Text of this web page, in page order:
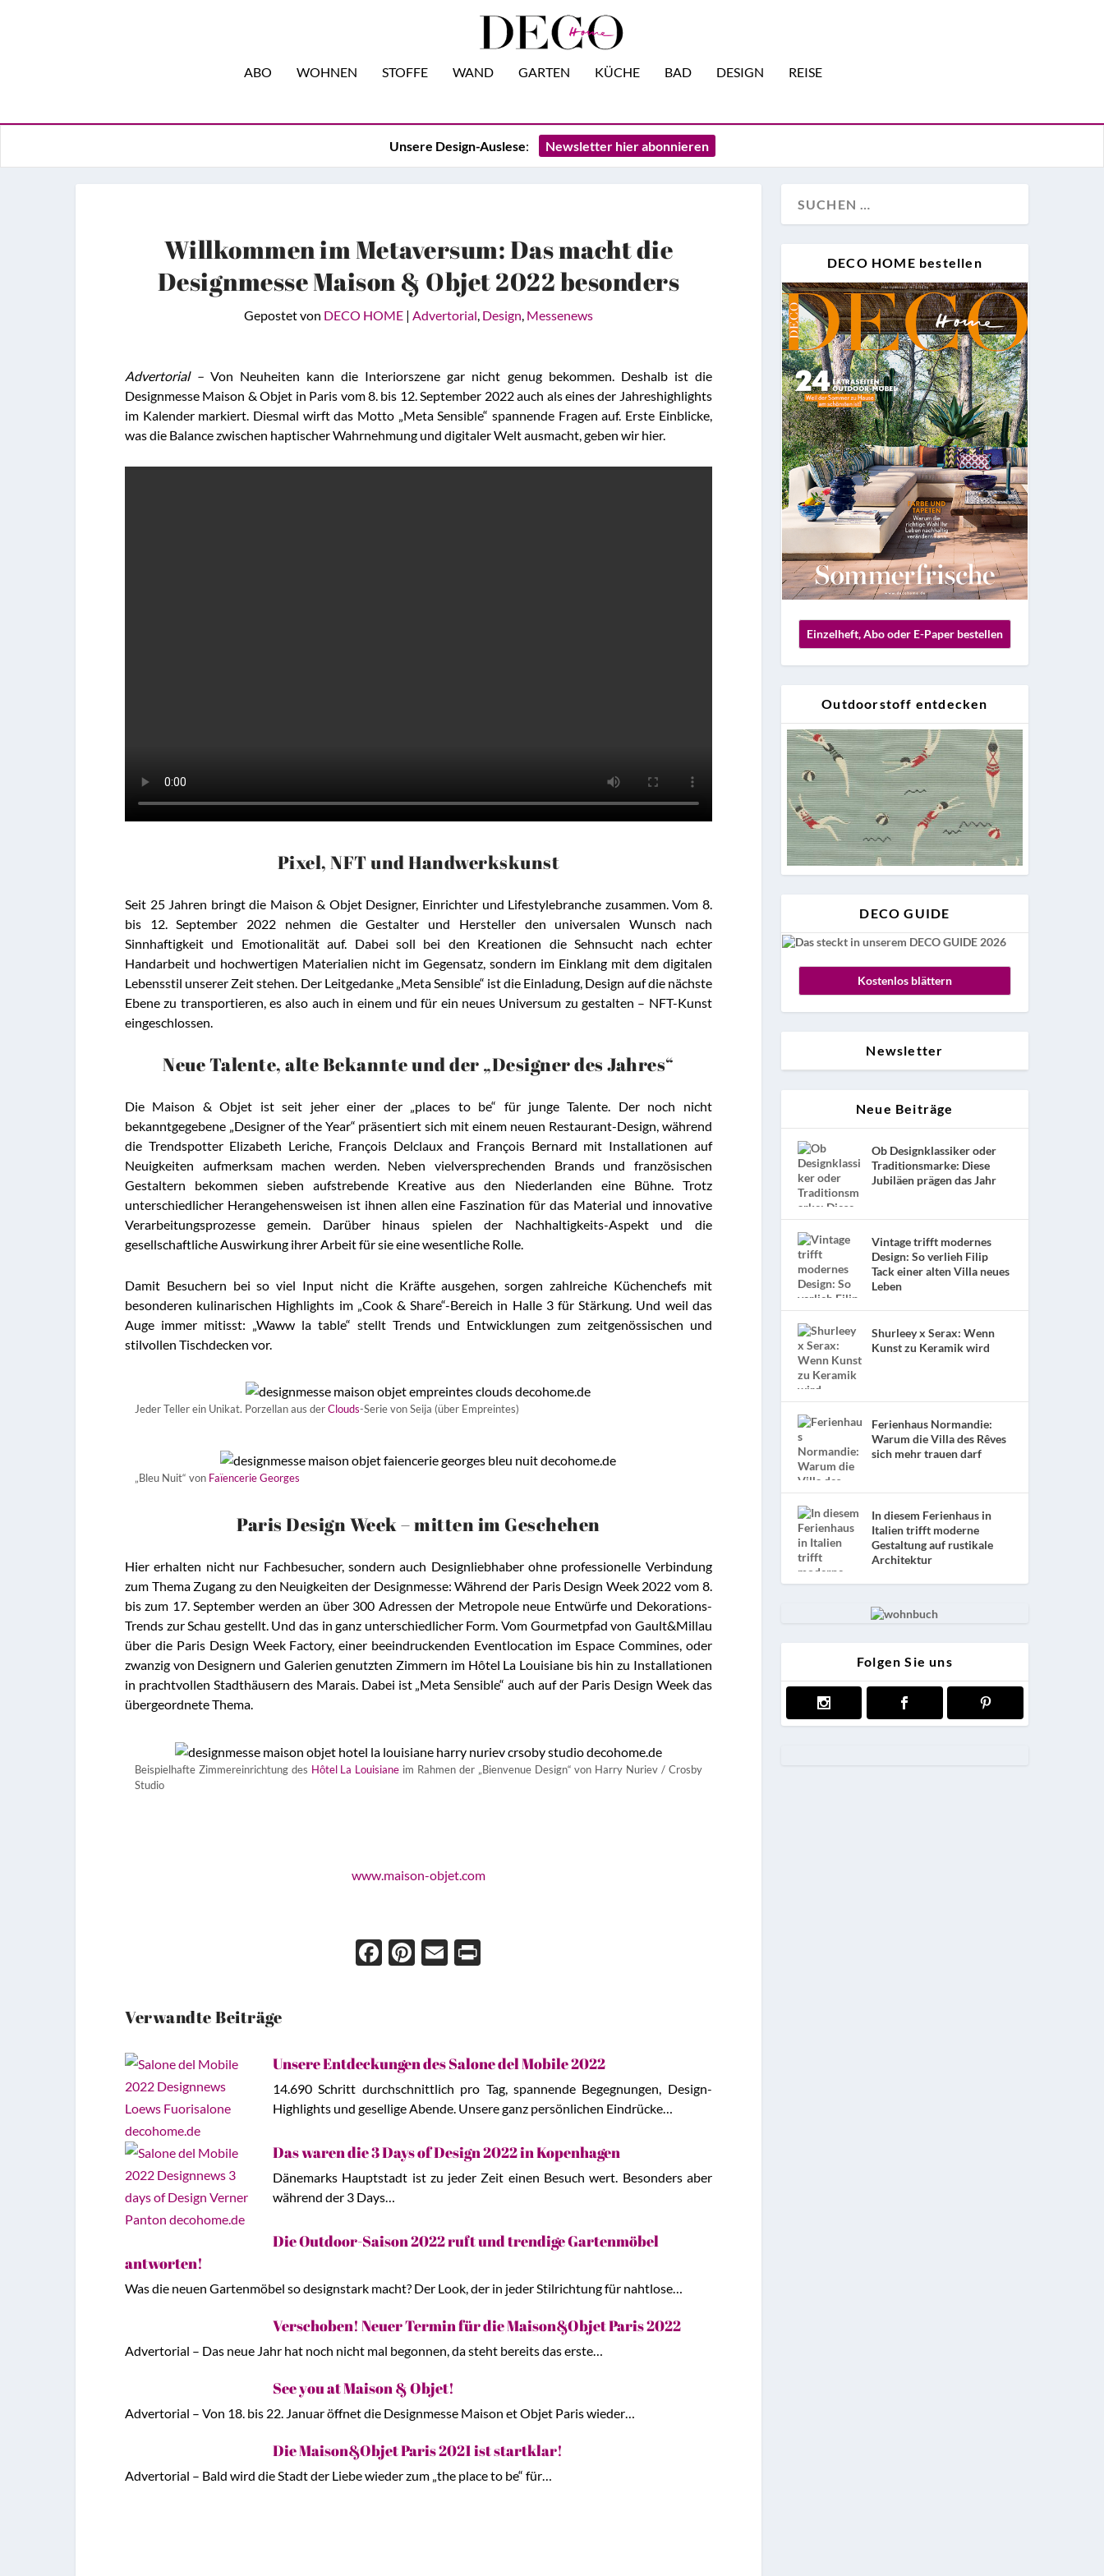
ABO WOHNEN STOFFE WAND GARTEN KÜCHE BAD DESIGN REISE
Unsere Design-Auslese: Newsletter hier abonnieren
Willkommen im Metaversum: Das macht die
Designmesse Maison & Objet 2022 besonders
Gepostet von DECO HOME| Advertorial, Design, Messenews
Advertorial –Von Neuheiten kann die Interiorszene gar nicht genug bekommen. Deshalb ist die
Designmesse Maison & Objet in Paris vom 8. bis 12. September 2022 auch als eines der Jahreshighlights
im Kalender markiert. Diesmal wirft das Motto „Meta Sensible“ spannende Fragen auf. Erste Einblicke,
was die Balance zwischen haptischer Wahrnehmung und digitaler Welt ausmacht, geben wir hier.
Pixel, NFT und Handwerkskunst
Seit 25 Jahren bringt die Maison & Objet Designer, Einrichter und Lifestylebranche zusammen. Vom 8.
bis 12. September 2022 nehmen die Gestalter und Hersteller den universalen Wunsch nach
Sinnhaftigkeit und Emotionalität auf. Dabei soll bei den Kreationen die Sehnsucht nach echter
Handarbeit und hochwertigen Materialien nicht im Gegensatz, sondern im Einklang mit dem digitalen
Lebensstil unserer Zeit stehen. Der Leitgedanke „Meta Sensible“ ist die Einladung, Design auf die nächste
Ebene zu transportieren, es also auch in einem und für ein neues Universum zu gestalten – NFT-Kunst
eingeschlossen.
Neue Talente, alte Bekannte und der „Designer des Jahres“
Die Maison & Objet ist seit jeher einer der „places to be“ für junge Talente. Der noch nicht
bekanntgegebene „Designer of the Year“ präsentiert sich mit einem neuen Restaurant-Design, während
die Trendspotter Elizabeth Leriche, François Delclaux and François Bernard mit Installationen auf
Neuigkeiten aufmerksam machen werden. Neben vielversprechenden Brands und französischen
Gestaltern bekommen sieben aufstrebende Kreative aus den Niederlanden eine Bühne. Trotz
unterschiedlicher Herangehensweisen ist ihnen allen eine Faszination für das Material und innovative
Verarbeitungsprozesse gemein. Darüber hinaus spielen der Nachhaltigkeits-Aspekt und die
gesellschaftliche Auswirkung ihrer Arbeit für sie eine wesentliche Rolle.
Damit Besuchern bei so viel Input nicht die Kräfte ausgehen, sorgen zahlreiche Küchenchefs mit
besonderen kulinarischen Highlights im „Cook & Share“-Bereich in Halle 3 für Stärkung. Und weil das
Auge immer mitisst: „Waww la table“ stellt Trends und Entwicklungen zum zeitgenössischen und
stilvollen Tischdecken vor.
Jeder Teller ein Unikat. Porzellan aus derClouds-Serie von Seija (über Empreintes)
„Bleu Nuit“ von Faïencerie Georges
Paris Design Week – mitten im Geschehen
Hier erhalten nicht nur Fachbesucher, sondern auch Designliebhaber ohne professionelle Verbindung
zum Thema Zugang zu den Neuigkeiten der Designmesse: Während der Paris Design Week 2022 vom 8.
bis zum 17. September werden an über 300 Adressen der Metropole neue Entwürfe und Dekorations-
Trends zur Schau gestellt. Und das in ganz unterschiedlicher Form. Vom Gourmetpfad von Gault&Millau
über die Paris Design Week Factory, einer beeindruckenden Eventlocation im Espace Commines, oder
zwanzig von Designern und Galerien genutzten Zimmern im Hôtel La Louisiane bis hin zu Installationen
in prachtvollen Stadthäusern des Marais. Dabei ist „Meta Sensible“ auch auf der Paris Design Week das
übergeordnete Thema.
Beispielhafte Zimmereinrichtung des Hôtel La Louisiane im Rahmen der „Bienvenue Design“ von Harry Nuriev / Crosby
Studio
www.maison-objet.com
Face
Pint
Ema
Verwandte Beiträge
Unsere Entdeckungen des Salone del Mobile 2022
14.690 Schritt durchschnittlich pro Tag, spannende Begegnungen, Design-
Highlights und gesellige Abende. Unsere ganz persönlichen Eindrücke…
Das waren die 3 Days of Design 2022 in Kopenhagen
Dänemarks Hauptstadt ist zu jeder Zeit einen Besuch wert. Besonders aber
während der 3 Days…
Die Outdoor-Saison 2022 ruft und trendige Gartenmöbel
antworten!
Was die neuen Gartenmöbel so designstark macht? Der Look, der in jeder Stilrichtung für nahtlose…
Verschoben! Neuer Termin für die Maison&Objet Paris 2022
Advertorial – Das neue Jahr hat noch nicht mal begonnen, da steht bereits das erste…
See you at Maison & Objet!
Advertorial – Von 18. bis 22. Januar öffnet die Designmesse Maison et Objet Paris wieder…
Die Maison&Objet Paris 2021 ist startklar!
Advertorial – Bald wird die Stadt der Liebe wieder zum „the place to be“ für…
DECO HOME bestellen
Einzelheft, Abo oder E-Paper bestellen
Outdoorstoff entdecken
DECO GUIDE
Kostenlos blättern
Newsletter
Neue Beiträge
Ob Designklassiker oder
Traditionsmarke: Diese
Jubiläen prägen das Jahr
Vintage trifft modernes
Design: So verlieh Filip
Tack einer alten Villa neues
Leben
Shurleey x Serax: Wenn
Kunst zu Keramik wird
Ferienhaus Normandie:
Warum die Villa des Rêves
sich mehr trauen darf
In diesem Ferienhaus in
Italien trifft moderne
Gestaltung auf rustikale
Architektur
Folgen Sie uns